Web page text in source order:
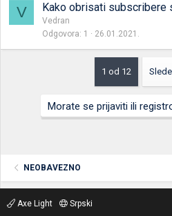
V Kako obrisati subscribere
Vedran
Odgovora 1 26.01.2021.
1 od 12
Morate se prijaviti ili
NEOBAVEZNO
Axe Light
Srpski